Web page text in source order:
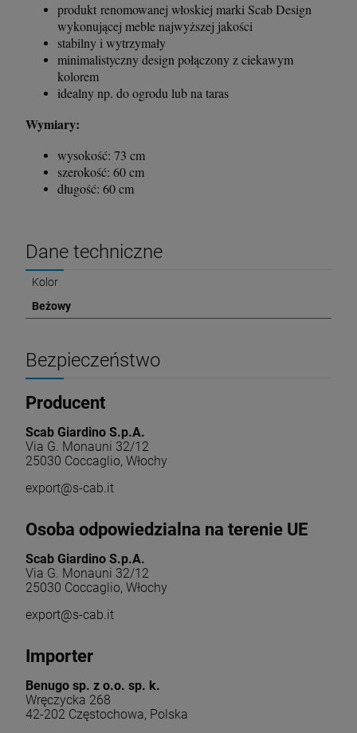
produkt renomowanej włoskiej marki Scab Design
wykonującej meble najwyższej jakości
stabilny i wytrzymały
minimalistyczny design połączony z ciekawym
kolorem
idealny np. do ogrodu lub na taras
Wymiary:
wysokość: 73 cm
szerokość: 60 cm
długość: 60 cm
Dane techniczne
Kolor
Beżowy
Bezpieczeństwo
Producent
Scab Giardino S.p.A.
Via G. Monauni 32/12
25030 Coccaglio, Włochy
export@s-cab.it
Osoba odpowiedzialna na terenie UE
Scab Giardino S.p.A.
Via G. Monauni 32/12
25030 Coccaglio, Włochy
export@s-cab.it
Importer
Benugo sp. z o.o. sp. k.
Wręczycka 268
42-202 Częstochowa, Polska